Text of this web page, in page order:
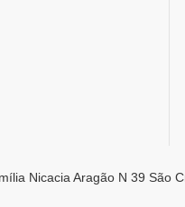
Nicacia Aragão N 39 São